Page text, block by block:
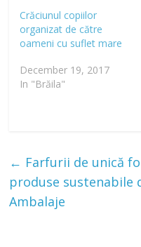
Crăciunul copiilor
organizat de către
oameni cu suflet mare
December 19, 2017
In "Brăila"
← Farfurii de unică
produse sustenabile
Ambalaje